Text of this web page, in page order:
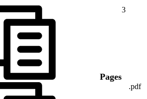
Pages
3
.pdf